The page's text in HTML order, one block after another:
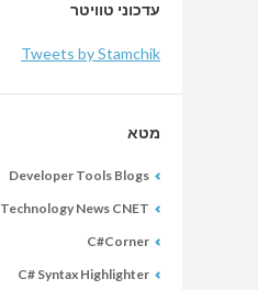
עדכוני טוויטר
Tweets by Stamchik
מטא
Developer Tools Blogs
Technology News CNET
C#Corner
C# Syntax Highlighter